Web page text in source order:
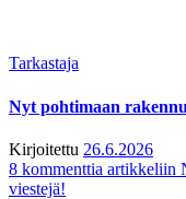
Tarkastaja
Nyt pohtimaan
Kirjoitettu 26.6.2026
8 kommenttia artikkeliin
viestejä!